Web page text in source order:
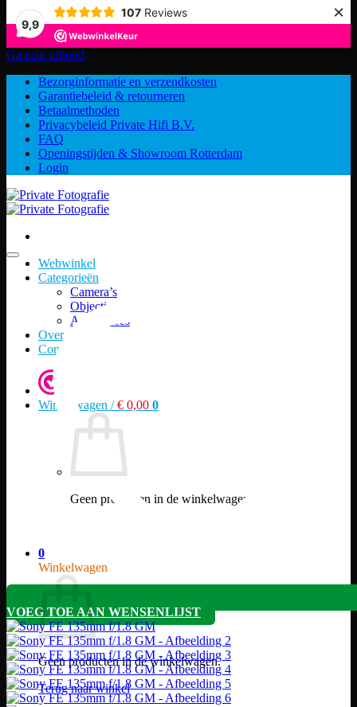
9,9
107 Reviews ×
Ga naar inhoud
Bezorginformatie en verzendkosten
Garantiebeleid & retourneren
Betaalmethoden
Privacybeleid Private Hifi B.V.
FAQ
Openingstijden & Showroom Rotterdam
Login
Webwinkel
Categorieën
Camera’s
Objectieven
Accessoires
Over ons
Contact
Winkelwagen /€ 0,00 0
Geen producten in de winkelwagen.
0
Winkelwagen
Geen producten in de winkelwagen.
Terug naar winkel
VOEG TOE AAN WENSENLIJST